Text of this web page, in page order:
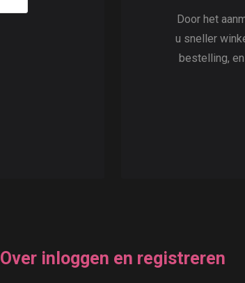
Door het
u sneller
bestelling,
Over inloggen en registreren